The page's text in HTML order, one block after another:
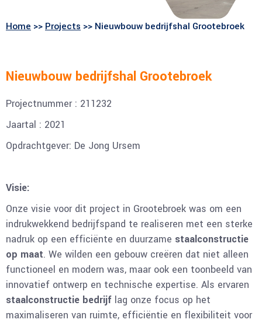
Home >> Projects >> Nieuwbouw bedrijfshal Grootebroek
Nieuwbouw bedrijfshal Grootebroek
Projectnummer : 211232
Jaartal : 2021
Opdrachtgever: De Jong Ursem
Visie:
Onze visie voor dit project in Grootebroek was om een
indrukwekkend bedrijfspand te realiseren met een sterke
nadruk op een efficiënte en duurzame staalconstructie
op maat. We wilden een gebouw creëren dat niet alleen
functioneel en modern was, maar ook een toonbeeld van
innovatief ontwerp en technische expertise. Als ervaren
staalconstructie bedrijf lag onze focus op het
maximaliseren van ruimte, efficiëntie en flexibiliteit voor